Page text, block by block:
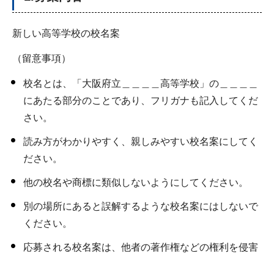
新しい高等学校の校名案
（留意事項）
校名とは、「大阪府立＿＿＿＿高等学校」の＿＿＿＿
にあたる部分のことであり、フリガナも記入してくだ
さい。
読み方がわかりやすく、親しみやすい校名案にしてく
ださい。
他の校名や商標に類似しないようにしてください。
別の場所にあると誤解するような校名案にはしないで
ください。
応募される校名案は、他者の著作権などの権利を侵害